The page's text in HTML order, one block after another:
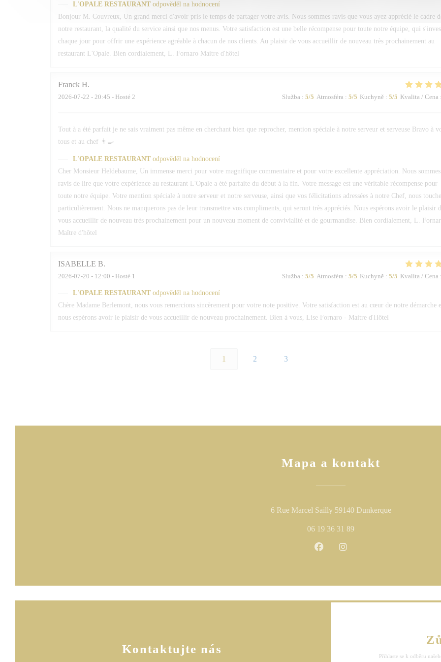
L'OPALE RESTAURANT odpověděl na hodnocení
Bonjour M. Couvreux, Un grand merci d'avoir pris le temps de partager votre avis. Nous sommes ravis que vous ayez apprécié le cadre
notre restaurant, la qualité du service ainsi que nos menus. Votre satisfaction est une belle récompense pour toute notre équipe, qui
chaque jour pour offrir une expérience agréable à chacun de nos clients. Au plaisir de vous accueillir de nouveau très prochainement au
restaurant L'Opale. Bien cordialement, L. Fornaro Maitre d'hôtel
Franck H
2026-07-22 - 20:45 - Hosté 2 Služba : 5/5 Atmosféra : 5/5 Kuchyně : 5/5 Kvalita / Cena :
Tout à a été parfait je ne sais vraiment pas même en cherchant bien que reprocher, mention spéciale à notre serveur et serveuse Bravo à
tous et au chef 👨‍🍳
L'OPALE RESTAURANT odpověděl na hodnocení
Cher Monsieur Heldebaume, Un immense merci pour votre magnifique commentaire et pour votre excellente appréciation. Nous sommes
ravis de lire que votre expérience au restaurant L'Opale a été parfaite du début à la fin. Votre message est une véritable récompense pour
toute notre équipe. Votre mention spéciale à notre serveur et notre serveuse, ainsi que vos félicitations adressées à notre Chef, nous
particulièrement. Nous ne manquerons pas de leur transmettre vos compliments, qui seront très appréciés. Nous espérons avoir le plaisir
vous accueillir de nouveau très prochainement pour un nouveau moment de convivialité et de gourmandise. Bien cordialement, L.
Maître d'hôtel
ISABELLE B
2026-07-20 - 12:00 - Hosté 1 Služba : 5/5 Atmosféra : 5/5 Kuchyně : 5/5 Kvalita / Cena :
L'OPALE RESTAURANT odpověděl na hodnocení
Chère Madame Berlemont, nous vous remercions sincèrement pour votre note positive. Votre satisfaction est au cœur de notre démarche
nous espérons avoir le plaisir de vous accueillir de nouveau prochainement. Bien à vous, Lise Fornaro - Maitre d'Hôtel
1 2 3
Mapa a kontakt
6 Rue Marcel Sailly 59140 Dunkerque((otevře se v
06 19 36 31 89
Facebook ((otevře se v novém
Kontaktujte nás
Přihlaste se k odběru